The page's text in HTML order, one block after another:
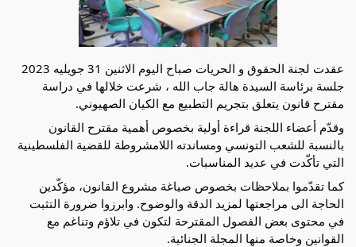
عقدت لجنة الحقوق و الحريات صباح اليوم الاثنين 31 جويليه 2023
جلسة برئاسة السيدة هالة جاب الله ، شرعت خلالها في دراسة
مقترح قانون يتعلق بتجريم التطبيع مع الكيان الصهيوني.
وقدّم أعضاء اللجنة قراءة أولية بخصوص أهمية مقترح القانون
بالنسبة للشعب التونسي ومساندته اللامشروطة للقضية الفلسطينية
التي تأكّدت في عديد المناسبات.
كما تقدّموا بملاحظات بخصوص صياغة مشروع القانون، مؤكّدين
الحاجة الى مراجعتها لمزيد الدقة والوضوح. وابرزوا ضرورة التثبت
في محتوى بعض الفصول المقترحة لتكون في تلاؤم وتناغم مع
القوانين وخاصة منها المجلة الجنائية.